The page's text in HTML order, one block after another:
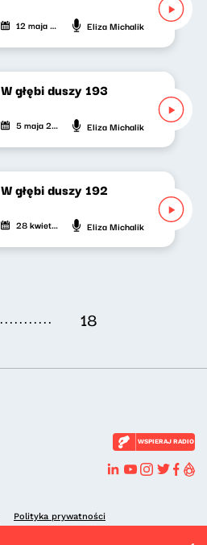
12 maja 2024 Eliza Michalik
W głębi duszy 193
5 maja 2024 Eliza Michalik
W głębi duszy 192
28 kwietnia 2024 Eliza Michalik
........... 18
WSPIERAJ RADIO
Polityka prywatności